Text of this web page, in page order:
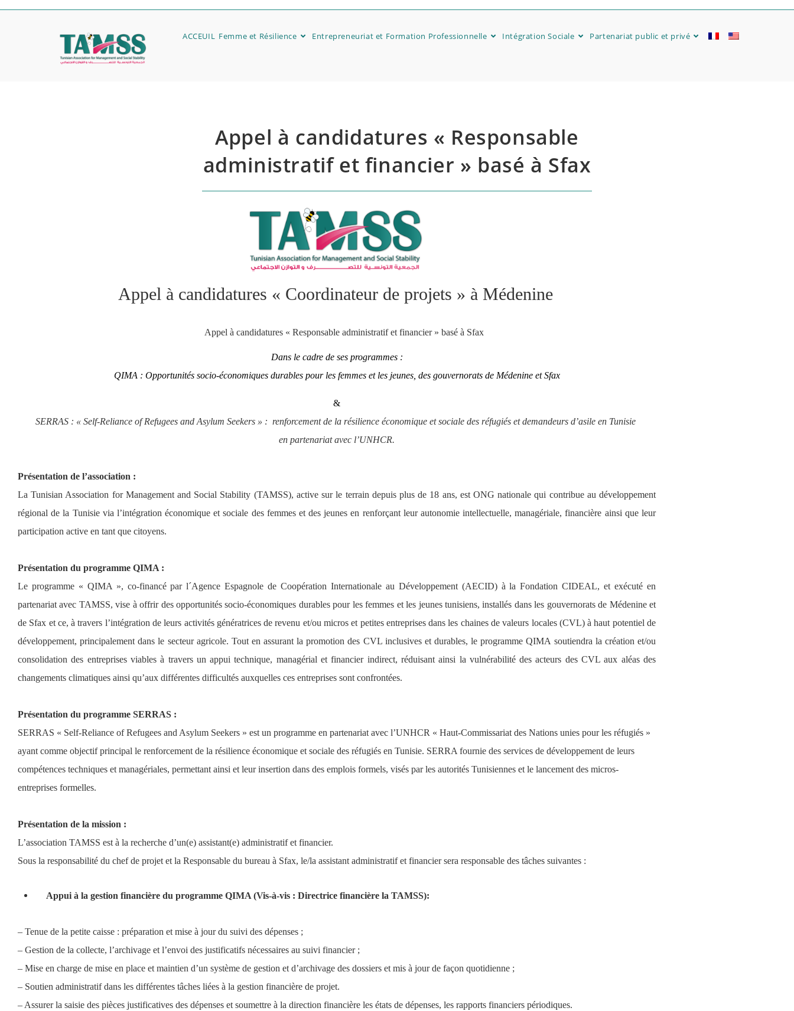
ACCEUIL Femme et Résilience Entrepreneuriat et Formation Professionnelle Intégration Sociale Partenariat public et privé​
Appel à candidatures « Responsable
administratif et financier » basé à Sfax
Appel à candidatures « Coordinateur de projets » à Médenine
Appel à candidatures « Responsable administratif et financier » basé à Sfax
Dans le cadre de ses programmes :
QIMA : Opportunités socio-économiques durables pour les femmes et les jeunes, des gouvernorats de Médenine et Sfax
&
SERRAS : « Self-Reliance of Refugees and Asylum Seekers » :  renforcement de la résilience économique et sociale des réfugiés et demandeurs d’asile en Tunisie
en partenariat avec l’UNHCR.
Présentation de l’association :
La Tunisian Association for Management and Social Stability (TAMSS), active sur le terrain depuis plus de 18 ans, est ONG nationale qui contribue au développement
régional de la Tunisie via l’intégration économique et sociale des femmes et des jeunes en renforçant leur autonomie intellectuelle, managériale, financière ainsi que leur
participation active en tant que citoyens.
Présentation du programme QIMA :
Le programme « QIMA », co-financé par l´Agence Espagnole de Coopération Internationale au Développement (AECID) à la Fondation CIDEAL, et exécuté en
partenariat avec TAMSS, vise à offrir des opportunités socio-économiques durables pour les femmes et les jeunes tunisiens, installés dans les gouvernorats de Médenine et
de Sfax et ce, à travers l’intégration de leurs activités génératrices de revenu et/ou micros et petites entreprises dans les chaines de valeurs locales (CVL) à haut potentiel de
développement, principalement dans le secteur agricole. Tout en assurant la promotion des CVL inclusives et durables, le programme QIMA soutiendra la création et/ou
consolidation des entreprises viables à travers un appui technique, managérial et financier indirect, réduisant ainsi la vulnérabilité des acteurs des CVL aux aléas des
changements climatiques ainsi qu’aux différentes difficultés auxquelles ces entreprises sont confrontées.
Présentation du programme SERRAS :
SERRAS « Self-Reliance of Refugees and Asylum Seekers » est un programme en partenariat avec l’UNHCR « Haut-Commissariat des Nations unies pour les réfugiés »
ayant comme objectif principal le renforcement de la résilience économique et sociale des réfugiés en Tunisie. SERRA fournie des services de développement de leurs
compétences techniques et managériales, permettant ainsi et leur insertion dans des emplois formels, visés par les autorités Tunisiennes et le lancement des micros-
entreprises formelles.
Présentation de la mission :
L’association TAMSS est à la recherche d’un(e) assistant(e) administratif et financier.
Sous la responsabilité du chef de projet et la Responsable du bureau à Sfax, le/la assistant administratif et financier sera responsable des tâches suivantes :
Appui à la gestion financière du programme QIMA (Vis-à-vis : Directrice financière la TAMSS):
– Tenue de la petite caisse : préparation et mise à jour du suivi des dépenses ;
– Gestion de la collecte, l’archivage et l’envoi des justificatifs nécessaires au suivi financier ;
– Mise en charge de mise en place et maintien d’un système de gestion et d’archivage des dossiers et mis à jour de façon quotidienne ;
– Soutien administratif dans les différentes tâches liées à la gestion financière de projet.
– Assurer la saisie des pièces justificatives des dépenses et soumettre à la direction financière les états de dépenses, les rapports financiers périodiques.